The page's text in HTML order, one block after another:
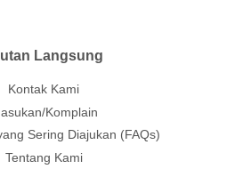
Langsung
Kontak Kami
Komplain
Sering Diajukan (FAQs)
Tentang Kami